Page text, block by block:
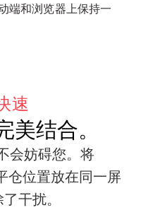
端和浏览器上保持一
速
美结合。
会妨碍您。将
仓位置放在同一屏
干扰。